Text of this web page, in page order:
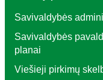
Savivaldybės
Savivaldybės
planai
Viešieji pirkimų